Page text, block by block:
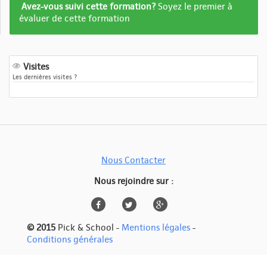
Formation
pas
Avez-vous suivi cette formation?Soyez le premier à
évaluer de cette formation
Visites
Les dernières visites ?
Nous Contacter
Nous rejoindre sur :
© 2015 Pick & School - Mentions légales -
Conditions générales